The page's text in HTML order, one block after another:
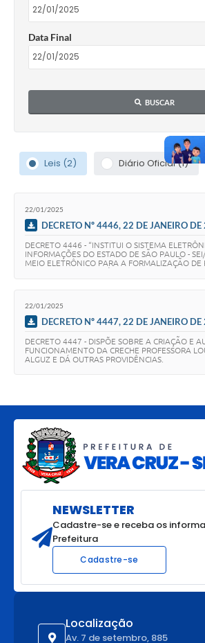
Data Final
BUSCAR
Leis (2) Diário Oficial (1)
22/01/2025
DECRETO Nº 4446, 22 DE JANEIRO
DECRETO 4446 - “INSTITUI O SISTEMA
INFORMAÇÕES DO ESTADO DE SÃO PAULO -
MEIO ELETRÔNICO PARA A FORMALIZAÇÃO DE
22/01/2025
DECRETO Nº 4447, 22 DE JANEIRO
DECRETO 4447 - DISPÕE SOBRE A CRIAÇÃO E
FUNCIONAMENTO DA CRECHE PROFESSORA
ALGUZ E DÁ OUTRAS PROVIDÊNCIAS.
Localização
Av. 7 de setembro, 885
NEWSLETTER
Cadastre-se e receba os
Prefeitura
Cadastre-se